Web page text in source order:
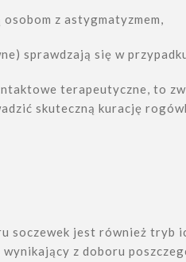
z astygmatyzmem,
sprawdzają się w
terapeutyczne, to
skuteczną kurację
soczewek jest również tryb
z doboru